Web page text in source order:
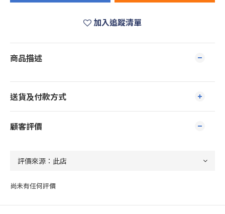
加入追蹤清單
商品描述
送貨及付款方式
顧客評價
尚未有任何評價